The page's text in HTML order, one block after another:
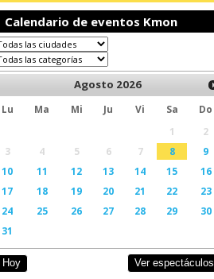
Calendario de eventos Kmon
Agosto 2026
Lu Ma Mi Ju Vi Sa
Do
1
2
3
4 5 6 7 8
9
10
11 12 13 14 15
16
17
18 19 20 21 22
23
24
25 26 27 28 29
30
31
Hoy Ver espectáculos